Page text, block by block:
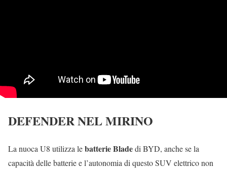
DEFENDER NEL MIRINO
La nuoca U8 utilizza lebatterie Bladedi BYD, anche se la
capacità delle batterie e l’autonomia di questo SUV elettrico non